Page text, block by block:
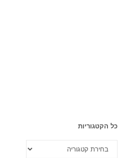
כל הקטגוריות
הקטגוריות